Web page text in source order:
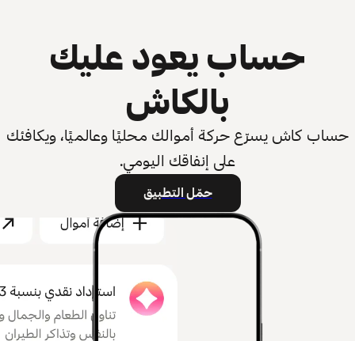
حساب يعود عليك
بالكاش
حساب كاش يسرّع حركة أموالك محليًا وعالميًا، ويكافئك
على إنفاقك اليومي.
حمّل التطبيق